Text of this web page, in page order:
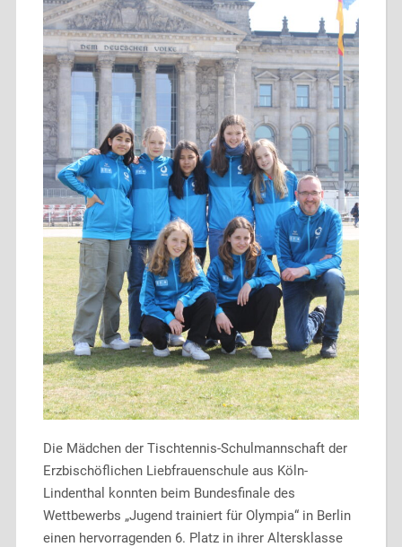
Die Mädchen der Tischtennis-Schulmannschaft der
Erzbischöflichen Liebfrauenschule aus Köln-
Lindenthal konnten beim Bundesfinale des
Wettbewerbs „Jugend trainiert für Olympia“ in Berlin
einen hervorragenden 6. Platz in ihrer Altersklasse